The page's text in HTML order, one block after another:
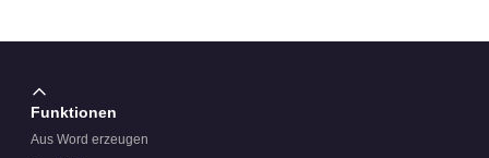
Funktionen
Aus Word erzeugen